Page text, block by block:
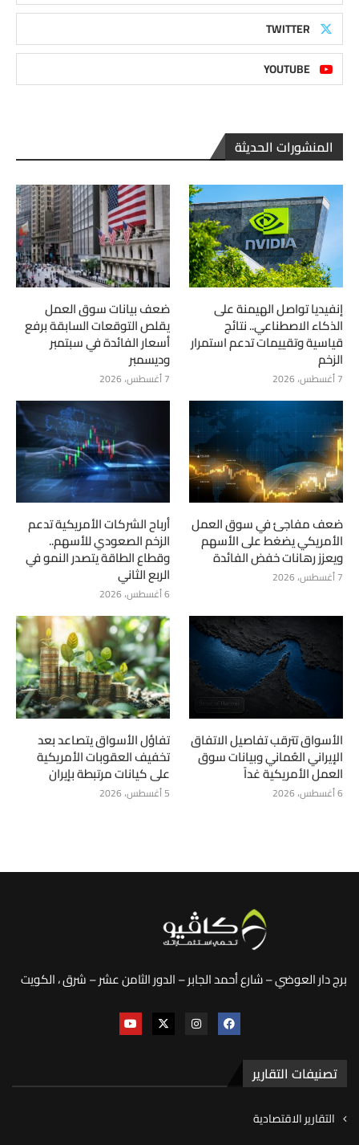
TWITTER
YOUTUBE
المنشورات الحديثة
إنفيديا تواصل الهيمنة على
الذكاء الاصطناعي.. نتائج
قياسية وتقييمات تدعم استمرار
الزخم
7 أغسطس، 2026
ضعف بيانات سوق العمل
يقلص التوقعات السابقة برفع
أسعار الفائدة في سبتمبر
وديسمبر
7 أغسطس، 2026
ضعف مفاجئ في سوق العمل
الأمريكي يضغط على الأسهم
ويعزز رهانات خفض الفائدة
7 أغسطس، 2026
أرباح الشركات الأمريكية تدعم
الزخم الصعودي للأسهم..
وقطاع الطاقة يتصدر النمو في
الربع الثاني
6 أغسطس، 2026
الأسواق تترقب تفاصيل الاتفاق
الإيراني العُماني وبيانات سوق
العمل الأمريكية غداً
6 أغسطس، 2026
تفاؤل الأسواق يتصاعد بعد
تخفيف العقوبات الأمريكية
على كيانات مرتبطة بإيران
5 أغسطس، 2026
برج دار العوضي – شارع أحمد الجابر – الدور الثامن عشر – شرق ، الكويت
تصنيفات التقارير
التقارير الاقتصادية